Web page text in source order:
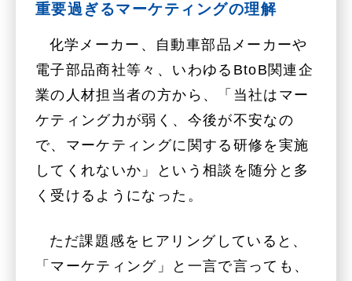
重要過ぎるマーケティングの理解
化学メーカー、自動車部品メーカーや
電子部品商社等々、いわゆるBtoB関連企
業の人材担当者の方から、「当社はマー
ケティング力が弱く、今後が不安なの
で、マーケティングに関する研修を実施
してくれないか」という相談を随分と多
く受けるようになった。
ただ課題感をヒアリングしていると、
「マーケティング」と一言で言っても、